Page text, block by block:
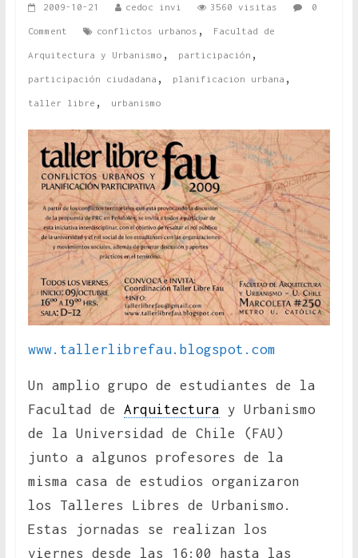
2009-10-21 cedoc invi 3560 visitas 0
Comment conflictos urbanos , Facultad de
Arquitectura y Urbanismo , participación ,
participación ciudadana , planificacion urbana ,
taller libre , urbanismo
www.tallerlibrefau.blogspot.com
Un amplio grupo de estudiantes de la
Facultad de Arquitectura y Urbanismo
de la Universidad de Chile (FAU)
junto a algunos profesores de la
misma casa de estudios organizaron
los Talleres Libres de Urbanismo.
Estas jornadas se realizan los
viernes desde las 16:00 hasta las